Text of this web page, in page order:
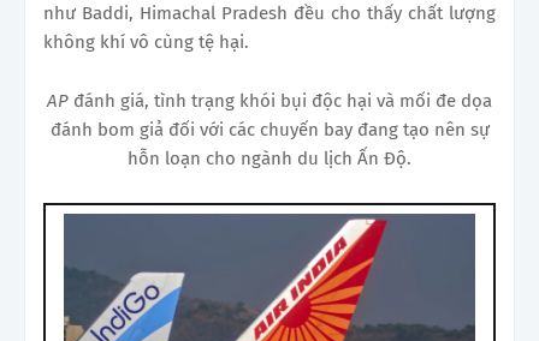
như Baddi, Himachal Pradesh đều cho thấy chất lượng
không khí vô cùng tệ hại.
AP đánh giá, tình trạng khói bụi độc hại và mối đe dọa
đánh bom giả đối với các chuyến bay đang tạo nên sự
hỗn loạn cho ngành du lịch Ấn Độ.